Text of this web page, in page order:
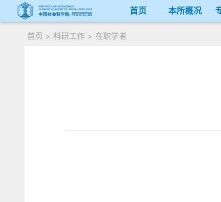
首页 本所概况
首页 > 科研工作 > 在职学者